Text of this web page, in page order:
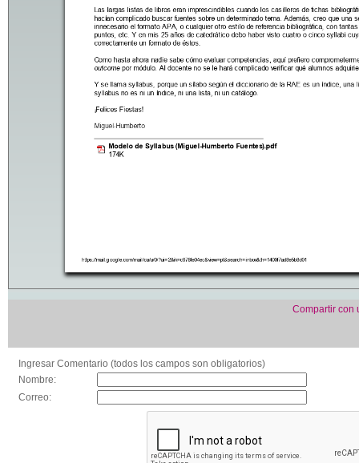
Compartir con
Ingresar Comentario (todos los campos son obligatorios)
Nombre:
Correo: